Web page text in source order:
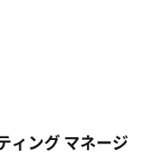
ィング マネージ